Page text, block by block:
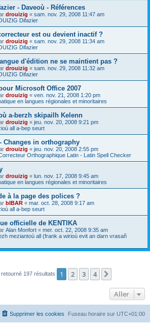
- Daveoù - Références
drouizig « sam. nov. 29, 2008 11:47 am
Difazier
est ou devient inactif ?
drouizig « sam. nov. 29, 2008 11:34 am
Difazier
d'édition ne se maintient pas ?
drouizig « sam. nov. 29, 2008 11:32 am
Difazier
Microsoft Office 2007
drouizig « ven. nov. 21, 2008 1:20 pm
en langues régionales et minoritaires
a-berzh skipailh Kelenn
drouizig « jeu. nov. 20, 2008 9:21 pm
all a-bep seurt
Changes in orthography
drouizig « jeu. nov. 20, 2008 2:55 pm
Orthographique Latin - Latin Spell Checker
drouizig « lun. nov. 17, 2008 9:45 am
en langues régionales et minoritaires
à la page des polices ?
bIBAR « mar. oct. 28, 2008 9:17 am
all a-bep seurt
officielle de KENTIKA
Alan Monfort « mer. oct. 22, 2008 9:35 am
meziantoù all (frank a wirioù evit an darn vrasañ
197 résultats 1 2 3 4
Aller
Fuseau horaire sur UTC+01:00
Supprimer les cookies